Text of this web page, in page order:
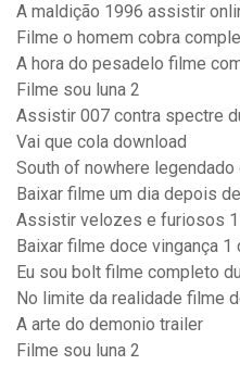
A maldição 1996 assistir
Filme o homem cobra
A hora do pesadelo filme
Filme sou luna 2
Assistir 007 contra spectre
Vai que cola download
South of nowhere legendado
Baixar filme um dia depois
Assistir velozes e furiosos
Baixar filme doce vingança 1
Eu sou bolt filme completo
No limite da realidade filme
A arte do demonio trailer
Filme sou luna 2